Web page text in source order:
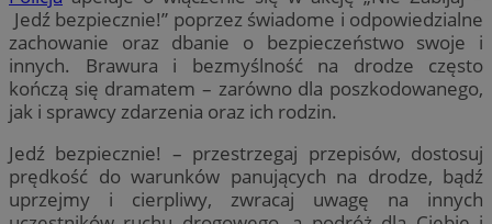
Jedź bezpiecznie!” poprzez świadome i odpowiedzialne
zachowanie oraz dbanie o bezpieczeństwo swoje i
innych. Brawura i bezmyślność na drodze często
kończą się dramatem – zarówno dla poszkodowanego,
jak i sprawcy zdarzenia oraz ich rodzin.
Jedź bezpiecznie! – przestrzegaj przepisów, dostosuj
prędkość do warunków panujących na drodze, bądź
uprzejmy i cierpliwy, zwracaj uwagę na innych